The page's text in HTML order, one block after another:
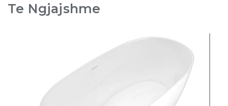
Te Ngjajshme